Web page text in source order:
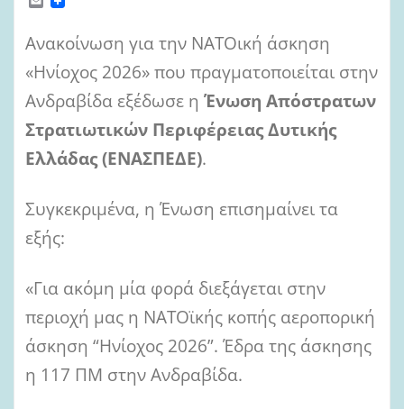
i
Ανακοίνωση για την ΝΑΤΟική άσκηση
«Ηνίοχος 2026» που πραγματοποιείται στην
Ανδραβίδα εξέδωσε η Ένωση Απόστρατων
Στρατιωτικών Περιφέρειας Δυτικής
Ελλάδας (ΕΝΑΣΠΕΔΕ).
Συγκεκριμένα, η Ένωση επισημαίνει τα
εξής:
«Για ακόμη μία φορά διεξάγεται στην
περιοχή μας η ΝΑΤΟϊκής κοπής αεροπορική
άσκηση “Ηνίοχος 2026”. Έδρα της άσκησης
η 117 ΠΜ στην Ανδραβίδα.